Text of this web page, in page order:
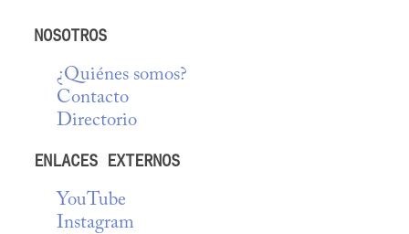
NOSOTROS
¿Quiénes somos?
Contacto
Directorio
ENLACES EXTERNOS
YouTube
Instagram